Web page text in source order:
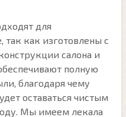
для
как изготовлены с
салона и
полную
благодаря чему
оставаться чистым
Мы имеем лекала